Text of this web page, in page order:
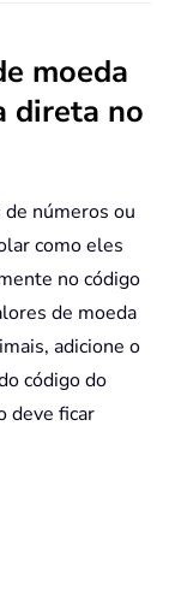
moeda
direta no
números ou
como eles
no código
de moeda
adicione o
código do
deve ficar